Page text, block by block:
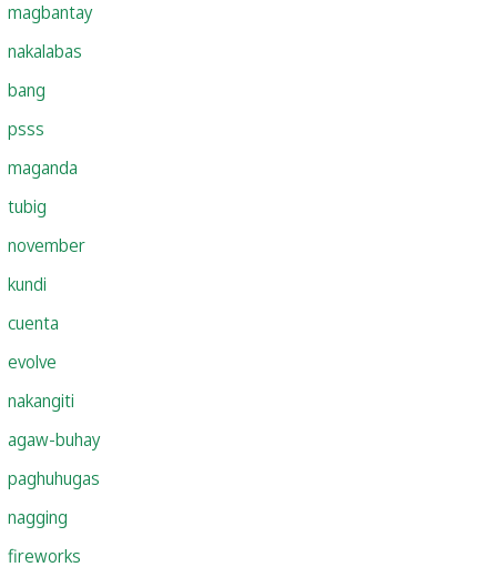
magbantay
nakalabas
bang
psss
maganda
tubig
november
kundi
cuenta
evolve
nakangiti
agaw-buhay
paghuhugas
nagging
fireworks